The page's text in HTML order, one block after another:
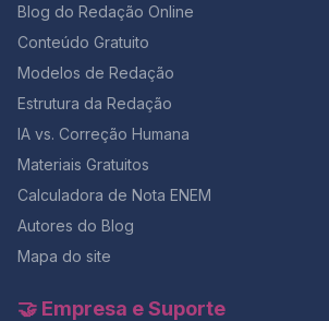
Blog do Redação Online
Conteúdo Gratuito
Modelos de Redação
Estrutura da Redação
IA vs. Correção Humana
Materiais Gratuitos
Calculadora de Nota ENEM
Autores do Blog
Mapa do site
🤝 Empresa e Suporte